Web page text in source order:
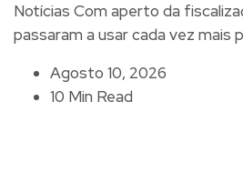
Notícias Com aperto da
passaram a usar cada vez mais
Agosto 10, 2026
10 Min Read